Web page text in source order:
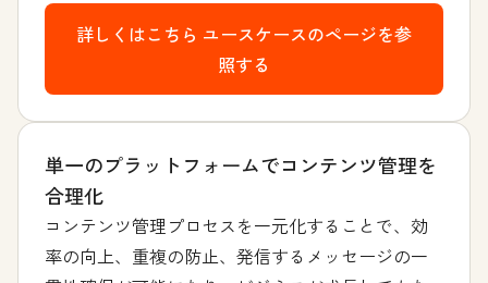
詳しくはこちら ユースケースのページを参
照する
単一のプラットフォームでコンテンツ管理を
合理化
コンテンツ管理プロセスを一元化することで、効
率の向上、重複の防止、発信するメッセージの一